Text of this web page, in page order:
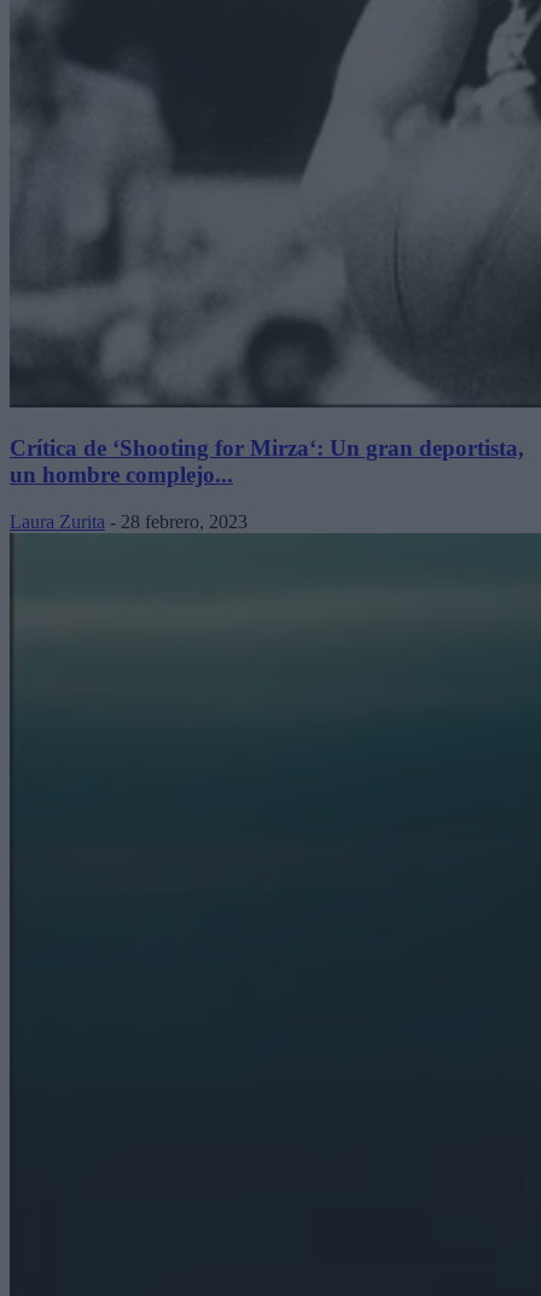
Crítica de ‘Shooting for Mirza‘: Un gran deportista,
un hombre complejo...
Laura Zurita - 28 febrero, 2023